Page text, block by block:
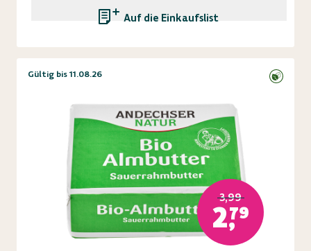
Auf die Einkaufsliste
Gültig bis 11.08.26
3,99
2,79